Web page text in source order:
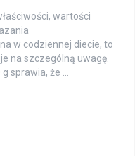
wartości
w codziennej diecie, to
na szczególną uwagę.
sprawia, że …